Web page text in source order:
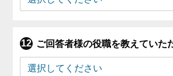
ご回答者様の役職を教えていた